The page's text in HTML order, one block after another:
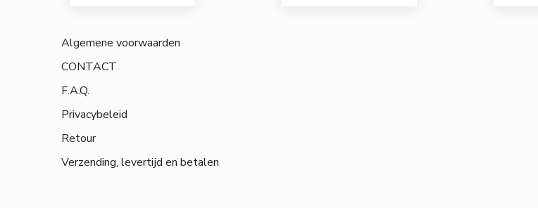
Algemene voorwaarden
CONTACT
F.A.Q.
Privacybeleid
Retour
Verzending, levertijd en betalen